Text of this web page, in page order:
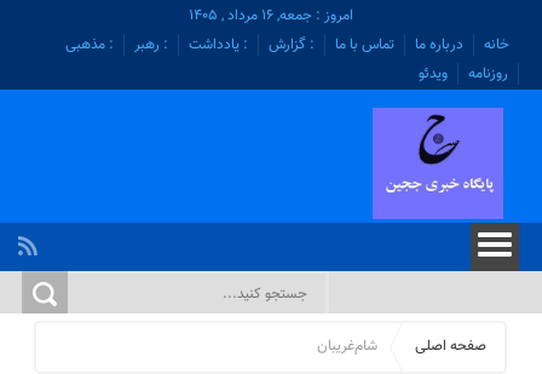
امروز : جمعه, ۱۶ مرداد , ۱۴۰۵
خانه
درباره ما تماس با ما : گزارش : یادداشت : رهبر
: مذهبی
روزنامه
ویدئو
صفحه اصلی شام‌غریبان